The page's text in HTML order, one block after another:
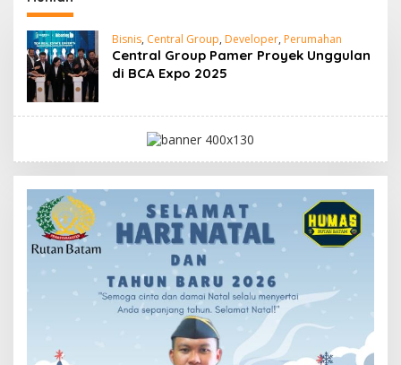
Bisnis, Central Group, Developer, Perumahan
Central Group Pamer Proyek Unggulan
di BCA Expo 2025